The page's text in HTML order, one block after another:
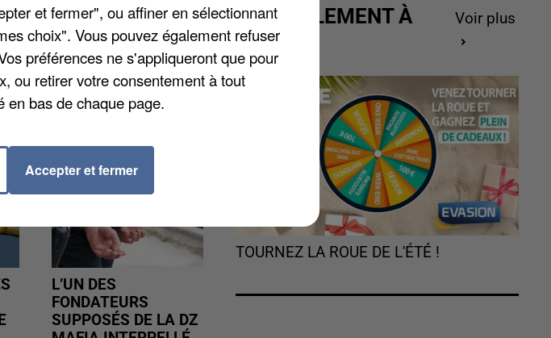
la conciliation. Plus
L’UN DES
FONDATEURS
SUPPOSÉS DE LA DZ
ACTUELLEMENT À
GAGNER
Voir plus
TOURNEZ LA ROUE DE L'ÉTÉ !
et fermer", ou affiner en sélectionnant
choix". Vous pouvez également refuser
préférences ne s'appliqueront que pour
ou retirer votre consentement à tout
en bas de chaque page.
Accepter et fermer